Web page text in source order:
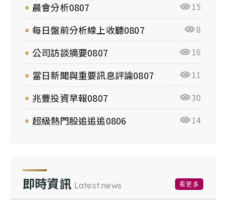
晨會分析0807 15
每日盤前分析線上收聽0807 8
公司訪談摘要0807 16
當日新聞與重要訊息評論0807 11
兆豐投資早報0807 30
超級熱門股追追追0806 14
即時資訊 Latest news 看更多